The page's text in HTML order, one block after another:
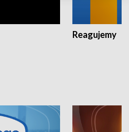
Reagujemy